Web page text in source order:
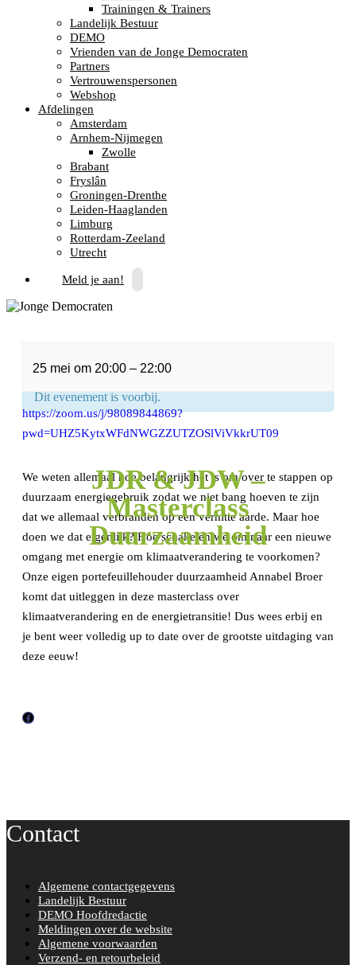
Trainingen & Trainers
Landelijk Bestuur
DEMO
Vrienden van de Jonge Democraten
Partners
Vertrouwenspersonen
Webshop
Afdelingen
Amsterdam
Arnhem-Nijmegen
Zwolle
Brabant
Fryslân
Groningen-Drenthe
Leiden-Haaglanden
Limburg
Rotterdam-Zeeland
Utrecht
Meld je aan!
Dit evenement is voorbij.
JDR & JDW –
Masterclass
Duurzaamheid
25 mei om 20:00 – 22:00
https://zoom.us/j/98089844869?
pwd=UHZ5KytxWFdNWGZZUTZOSlViVkkrUT09
We weten allemaal hoe belangrijk het is om over te stappen op
duurzaam energiegebruik zodat we niet bang hoeven te zijn
dat we allemaal verbranden op een verhitte aarde. Maar hoe
doen we dat eigenlijk? Hoe schakelen we om naar een nieuwe
omgang met energie om klimaatverandering te voorkomen?
Onze eigen portefeuillehouder duurzaamheid Annabel Broer
komt dat uitleggen in deze masterclass over
klimaatverandering en de energietransitie! Dus wees erbij en
je bent weer volledig up to date over de grootste uitdaging van
deze eeuw!
F
o
Contact
Algemene contactgegevens
Landelijk Bestuur
DEMO Hoofdredactie
Meldingen over de website
Algemene voorwaarden
Verzend- en retourbeleid